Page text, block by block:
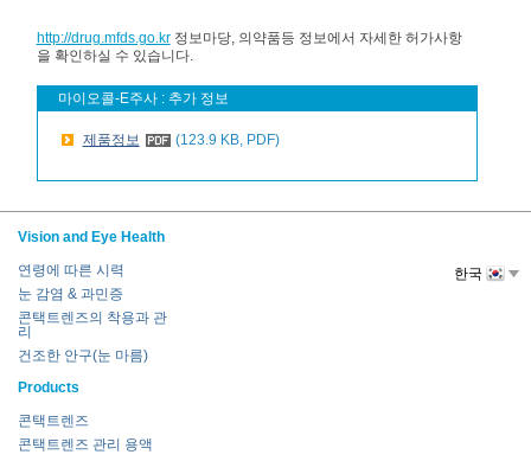
http://drug.mfds.go.kr정보마당, 의약품등 정보에서 자세한 허가사항
을 확인하실 수 있습니다.
마이오콜-E주사 : 추가 정보
제품정보 (123.9 KB, PDF)
Vision and Eye Health
연령에 따른 시력
눈 감염 & 과민증
콘택트렌즈의 착용과 관
리
건조한 안구(눈 마름)
Products
콘택트렌즈
콘택트렌즈 관리 용액
한국